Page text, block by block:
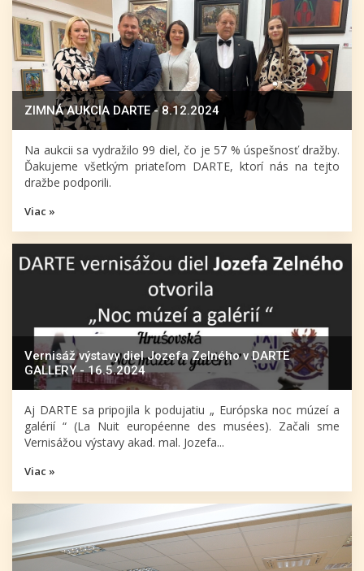
ZIMNÁ AUKCIA DARTE - 8.12.2024
Na aukcii sa vydražilo 99 diel, čo je 57 % úspešnosť dražby.
Ďakujeme všetkým priateľom DARTE, ktorí nás na tejto
dražbe podporili.
Viac »
Vernisáž výstavy diel Jozefa Zelného v DARTE
GALLERY - 16.5.2024
Aj DARTE sa pripojila k podujatiu „ Európska noc múzeí a
galérií “ (La Nuit européenne des musées). Začali sme
Vernisážou výstavy akad. mal. Jozefa...
Viac »